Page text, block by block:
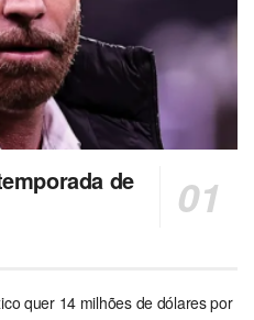
de
quer 14 milhões de dólares por